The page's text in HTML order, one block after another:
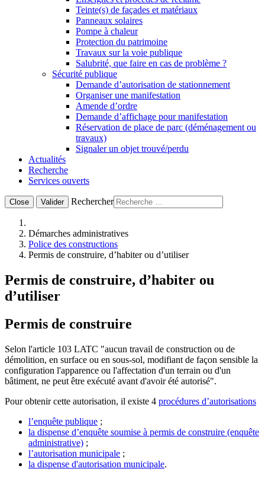
Teinte(s) de façades et matériaux
Panneaux solaires
Pompe à chaleur
Protection du patrimoine
Travaux sur la voie publique
Salubrité, que faire en cas de problème ?
Sécurité publique
Demande d’autorisation de stationnement
Organiser une manifestation
Amende d’ordre
Demande d’affichage pour manifestation
Réservation de place de parc (déménagement ou
travaux)
Signaler un objet trouvé/perdu
Actualités
Recherche
Services ouverts
Close Valider Rechercher
Démarches administratives
Police des constructions
Permis de construire, d’habiter ou d’utiliser
Permis de construire, d’habiter ou
d’utiliser
Permis de construire
Selon l'article 103 LATC "aucun travail de construction ou de
démolition, en surface ou en sous-sol, modifiant de façon sensible la
configuration l'apparence ou l'affectation d'un terrain ou d'un
bâtiment, ne peut être exécuté avant d'avoir été autorisé".
Pour obtenir cette autorisation, il existe 4 procédures d’autorisations
l’enquête publique ;
la dispense d’enquête soumise à permis de construire (enquête
administrative) ;
l’autorisation municipale ;
la dispense d'autorisation municipale.